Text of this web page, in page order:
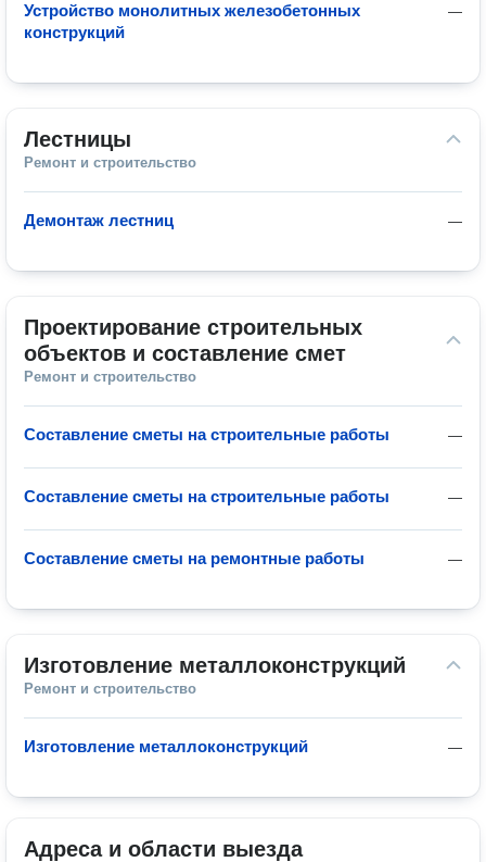
—
Устройство монолитных железобетонных
конструкций
Лестницы
Ремонт и строительство
—
Демонтаж лестниц
Проектирование строительных
объектов и составление смет
Ремонт и строительство
—
Составление сметы на строительные работы
—
Составление сметы на строительные работы
—
Составление сметы на ремонтные работы
Изготовление металлоконструкций
Ремонт и строительство
—
Изготовление металлоконструкций
Адреса и области выезда